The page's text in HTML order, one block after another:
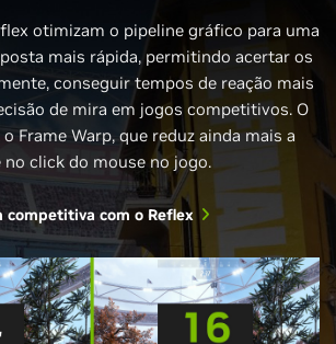
otimizam o pipeline gráfico para uma
mais rápida, permitindo acertar os
conseguir tempos de reação mais
de mira em jogos competitivos. O
Frame Warp, que reduz ainda mais a
no click do mouse no jogo.
competitiva com o Reflex